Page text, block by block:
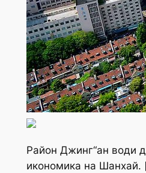
Район Джинг“ан води
икономика на Шанхай.